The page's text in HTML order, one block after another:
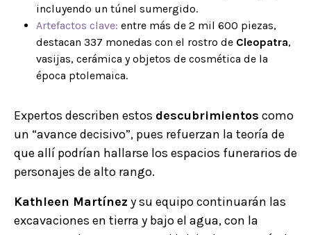
incluyendo un túnel sumergido.
Artefactos clave: entre más de 2 mil 600 piezas,
destacan 337 monedas con el rostro de Cleopatra,
vasijas, cerámica y objetos de cosmética de la
época ptolemaica.
Expertos describen estos descubrimientos como
un “avance decisivo”, pues refuerzan la teoría de
que allí podrían hallarse los espacios funerarios de
personajes de alto rango.
Kathleen Martínez y su equipo continuarán las
excavaciones en tierra y bajo el agua, con la